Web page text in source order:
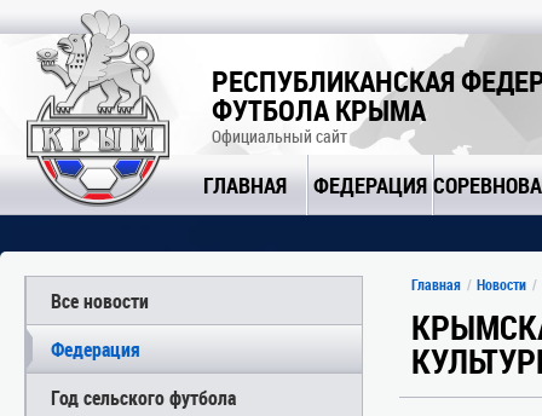
РЕСПУБЛИКАНСКАЯ
ФУТБОЛА КРЫМА
Официальный сайт
ГЛАВНАЯ ФЕДЕРАЦИЯ
Все новости
Федерация
Год сельского футбола
Главная Новости